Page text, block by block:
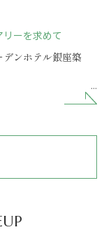
ーを求めて
ンホテル銀座築
イル